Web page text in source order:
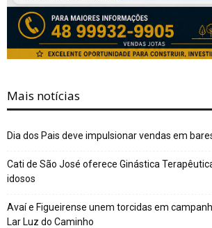
Mais notícias
Dia dos Pais deve impulsionar vendas em
Cati de São José oferece Ginástica
idosos
Avaí e Figueirense unem torcidas em
Lar Luz do Caminho